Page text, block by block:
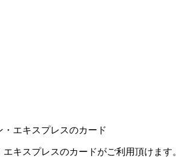
キスプレスのカードがご利用頂けます。